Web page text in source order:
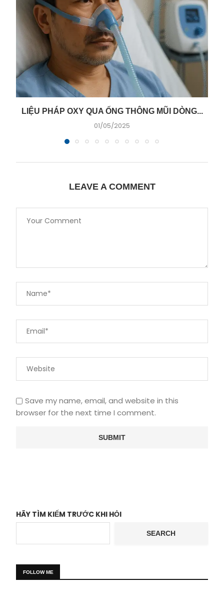
LIỆU PHÁP OXY QUA ỐNG THÔNG MŨI DÒNG...
01/05/2025
LEAVE A COMMENT
Save my name, email, and website in this
browser for the next time I comment.
HÃY TÌM KIẾM TRƯỚC KHI HỎI
SEARCH
FOLLOW ME